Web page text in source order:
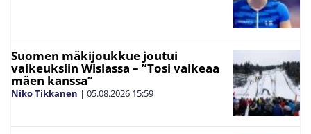
Suomen mäkijoukkue joutui
vaikeuksiin Wislassa – ”Tosi vaikeaa
mäen kanssa”
Niko Tikkanen | 05.08.2026 15:59